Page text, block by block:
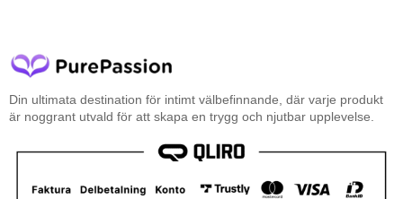
Din ultimata destination för intimt välbefinnande, där varje produkt
är noggrant utvald för att skapa en trygg och njutbar upplevelse.